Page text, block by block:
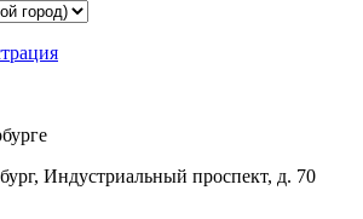
Индустриальный проспект, д. 70